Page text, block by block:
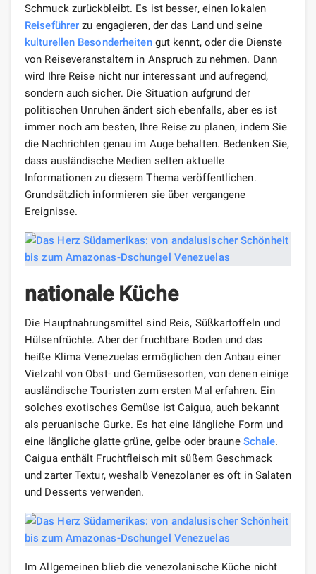
Schmuck zurückbleibt. Es ist besser, einen lokalen
Reiseführer zu engagieren, der das Land und seine
kulturellen Besonderheitengut kennt, oder die Dienste
von Reiseveranstaltern in Anspruch zu nehmen. Dann
wird Ihre Reise nicht nur interessant und aufregend,
sondern auch sicher. Die Situation aufgrund der
politischen Unruhen ändert sich ebenfalls, aber es ist
immer noch am besten, Ihre Reise zu planen, indem Sie
die Nachrichten genau im Auge behalten. Bedenken Sie,
dass ausländische Medien selten aktuelle
Informationen zu diesem Thema veröffentlichen.
Grundsätzlich informieren sie über vergangene
Ereignisse.
nationale Küche
Die Hauptnahrungsmittel sind Reis, Süßkartoffeln und
Hülsenfrüchte. Aber der fruchtbare Boden und das
heiße Klima Venezuelas ermöglichen den Anbau einer
Vielzahl von Obst- und Gemüsesorten, von denen einige
ausländische Touristen zum ersten Mal erfahren. Ein
solches exotisches Gemüse ist Caigua, auch bekannt
als peruanische Gurke. Es hat eine längliche Form und
eine längliche glatte grüne, gelbe oder braune Schale.
Caigua enthält Fruchtfleisch mit süßem Geschmack
und zarter Textur, weshalb Venezolaner es oft in Salaten
und Desserts verwenden.
Im Allgemeinen blieb die venezolanische Küche nicht